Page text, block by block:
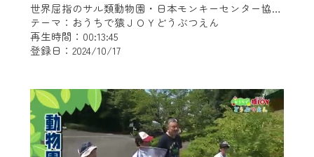
世界屈指のサル類動物園・日本モンキーセンター協力の親子で学べる動物番組。
テーマ：おうちで猿ＪＯＹどうぶつえん
再生時間：00:13:45
登録日：2024/10/17